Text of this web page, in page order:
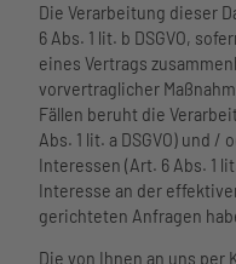
Die Verarbeitung dieser
6 Abs. 1 lit. b DSGVO,
eines Vertrags
vorvertraglicher
Fällen beruht die
Abs. 1 lit. a DSGVO) und
Interessen (Art. 6 Abs. 1
Interesse an der
gerichteten Anfragen
Die von Ihnen an uns per